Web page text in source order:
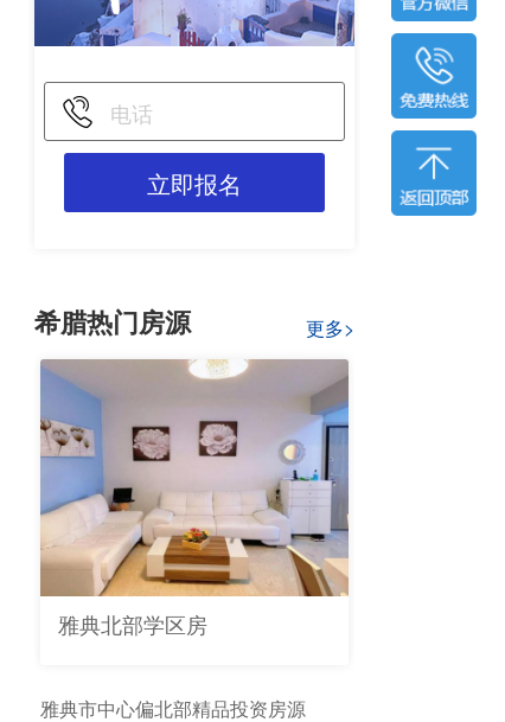
立即报名
希腊热门房源 更多>
雅典北部学区房
雅典市中心偏北部精品投资房源